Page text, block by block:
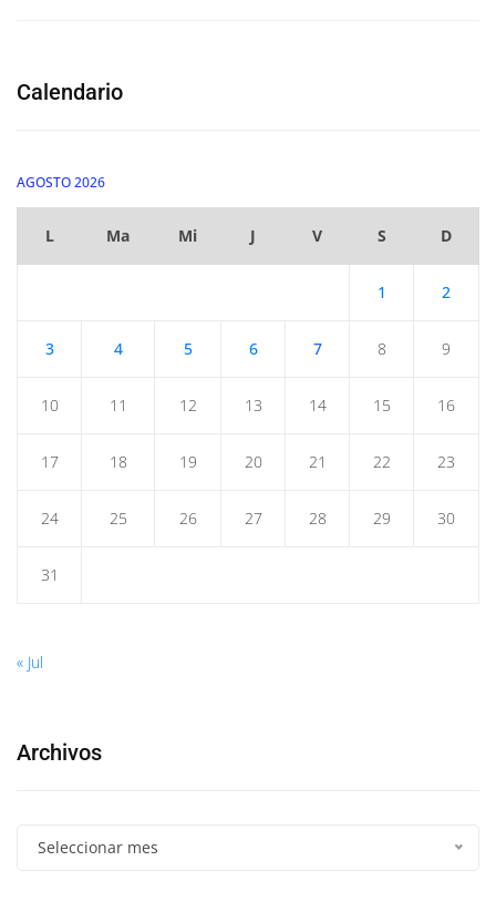
Calendario
AGOSTO 2026
L Ma Mi J V S D
1 2
3 4 5 6 7 8 9
10 11 12 13 14 15 16
17 18 19 20 21 22 23
24 25 26 27 28 29 30
31
« Jul
Archivos
Seleccionar mes